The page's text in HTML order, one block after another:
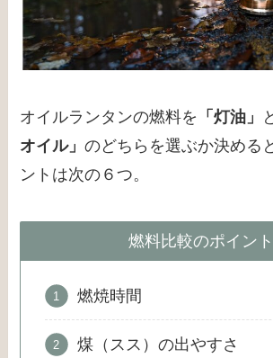
オイルランタンの燃料を 「灯油」
オイル」のどちらを選ぶか決める
ント は次の６つ。
燃料比較のポイント
燃焼時間
煤（スス）の出やすさ